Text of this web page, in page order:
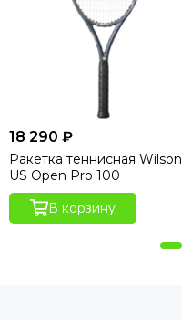
18 290 ₽
Ракетка теннисная Wilson
US Open Pro 100
В корзину